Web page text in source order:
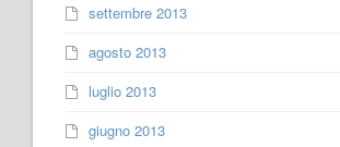
settembre 2013
agosto 2013
luglio 2013
giugno 2013